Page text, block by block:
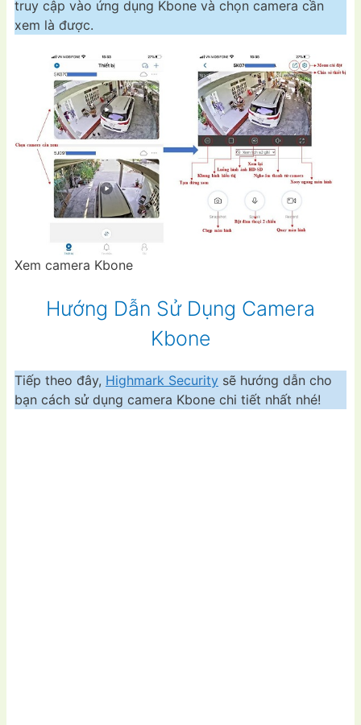
truy cập vào ứng dụng Kbone và chọn camera cần
xem là được.
Xem camera Kbone
Hướng Dẫn Sử Dụng Camera
Kbone
Tiếp theo đây, Highmark Security sẽ hướng dẫn cho
bạn cách sử dụng camera Kbone chi tiết nhất nhé!